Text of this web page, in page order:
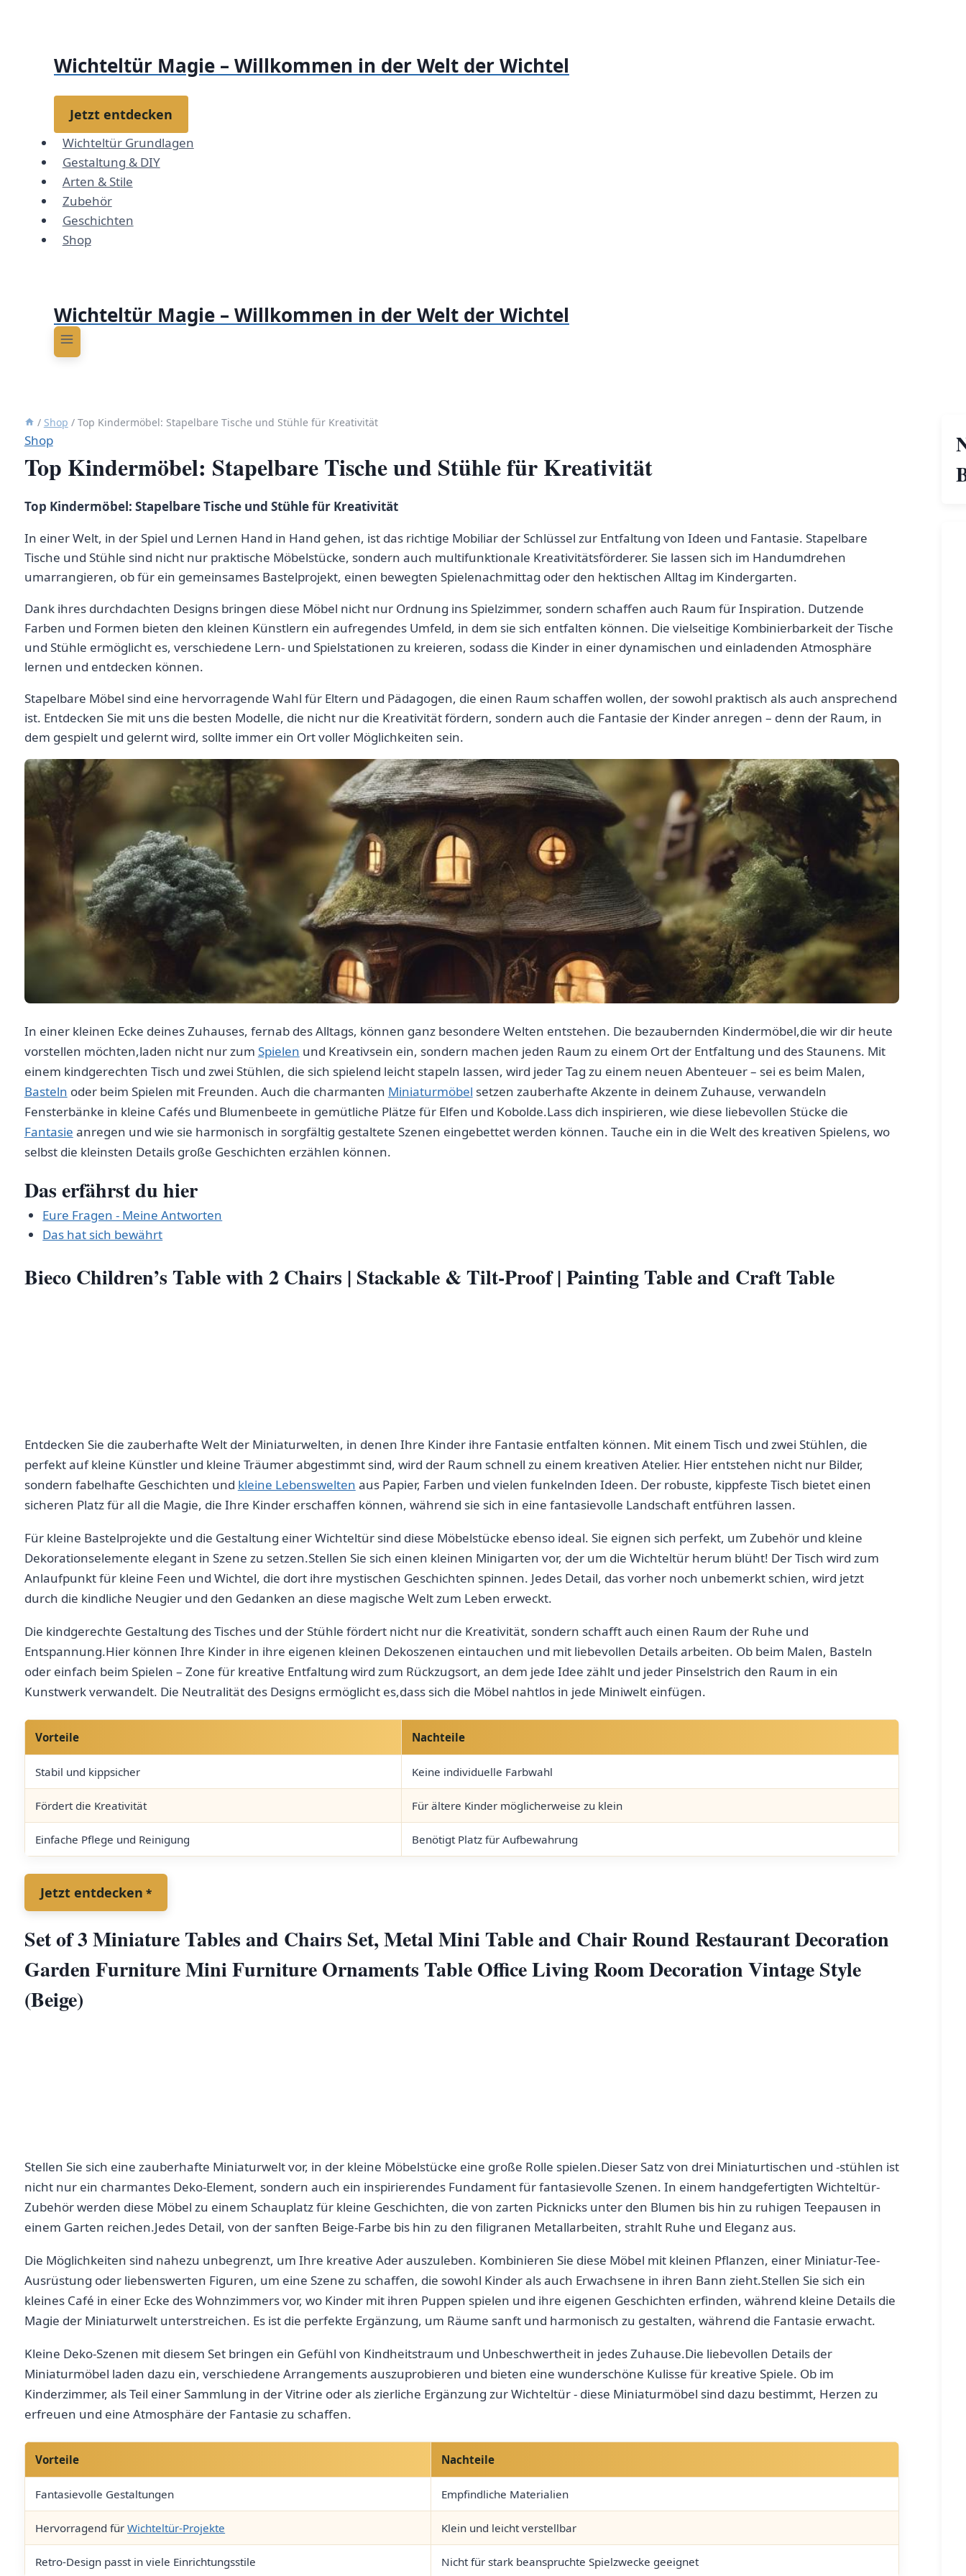
Wichteltür Magie – Willkommen in der Welt der Wichtel
Jetzt entdecken
Wichteltür Grundlagen
Gestaltung & DIY
Arten & Stile
Zubehör
Geschichten
Shop
Wichteltür Magie – Willkommen in der Welt der Wichtel
/ Shop / Top Kindermöbel: Stapelbare Tische und Stühle für Kreativität
Shop
Top Kindermöbel: Stapelbare Tische und Stühle für Kreativität
Top Kindermöbel: Stapelbare Tische und Stühle für Kreativität
In einer Welt, in der Spiel und Lernen Hand in Hand gehen, ist das richtige Mobiliar der Schlüssel zur Entfaltung von Ideen und Fantasie. Stapelbare
Tische und Stühle sind nicht nur praktische Möbelstücke, sondern auch multifunktionale Kreativitätsförderer. Sie lassen sich im Handumdrehen
umarrangieren, ob für ein gemeinsames Bastelprojekt, einen bewegten Spielenachmittag oder den hektischen Alltag im Kindergarten.
Dank ihres durchdachten Designs bringen diese Möbel nicht nur Ordnung ins Spielzimmer, sondern schaffen auch Raum für Inspiration. Dutzende
Farben und Formen bieten den kleinen Künstlern ein aufregendes Umfeld, in dem sie sich entfalten können. Die vielseitige Kombinierbarkeit der Tische
und Stühle ermöglicht es, verschiedene Lern- und Spielstationen zu kreieren, sodass die Kinder in einer dynamischen und einladenden Atmosphäre
lernen und entdecken können.
Stapelbare Möbel sind eine hervorragende Wahl für Eltern und Pädagogen, die einen Raum schaffen wollen, der sowohl praktisch als auch ansprechend
ist. Entdecken Sie mit uns die besten Modelle, die nicht nur die Kreativität fördern, sondern auch die Fantasie der Kinder anregen – denn der Raum, in
dem gespielt und gelernt wird, sollte immer ein Ort voller Möglichkeiten sein.
In einer kleinen Ecke deines Zuhauses, fernab des Alltags, können⁤ ganz besondere Welten entstehen. Die bezaubernden Kindermöbel,die wir dir heute
vorstellen​ möchten,laden ⁤nicht nur zum Spielen und Kreativsein ein, sondern⁤ machen jeden Raum zu einem⁢ Ort der Entfaltung und des Staunens. Mit⁣
einem‍ kindgerechten Tisch und zwei‍ Stühlen, die sich ⁤spielend leicht stapeln lassen, wird jeder ​Tag zu einem neuen Abenteuer – sei es beim Malen,
Basteln oder​ beim Spielen mit Freunden. Auch die charmanten Miniaturmöbel setzen zauberhafte Akzente ​in deinem Zuhause, verwandeln
Fensterbänke in kleine Cafés und Blumenbeete⁢ in gemütliche Plätze für​ Elfen und Kobolde.Lass dich inspirieren, wie diese ⁤liebevollen Stücke die
Fantasie anregen und wie sie harmonisch in sorgfältig gestaltete Szenen eingebettet werden können. Tauche ein in die Welt des kreativen Spielens, wo
selbst die kleinsten Details große Geschichten erzählen können.
Das erfährst du hier
Eure Fragen -‌ Meine Antworten
Das hat sich bewährt
Bieco Children’s Table with‌ 2 Chairs | Stackable &‍ Tilt-Proof ‌| Painting Table and ⁣Craft⁢ Table
Entdecken Sie die zauberhafte Welt der Miniaturwelten, in denen Ihre Kinder ihre Fantasie entfalten können. Mit einem Tisch und zwei‍ Stühlen, die
perfekt auf​ kleine Künstler und kleine Träumer abgestimmt sind, ‌wird der Raum ⁣schnell zu einem kreativen Atelier. Hier entstehen nicht nur Bilder,
⁤sondern fabelhafte Geschichten und⁣ kleine Lebenswelten aus Papier, Farben und vielen funkelnden ​Ideen. Der ⁢robuste, kippfeste⁤ Tisch bietet einen
sicheren Platz für all die Magie,⁣ die Ihre⁤ Kinder erschaffen können, während sie ​sich in eine fantasievolle Landschaft entführen lassen.
Für kleine Bastelprojekte und die Gestaltung einer Wichteltür sind diese​ Möbelstücke ebenso ideal. Sie eignen sich perfekt, um Zubehör und kleine
Dekorationselemente elegant in Szene zu setzen.Stellen Sie sich einen‍ kleinen Minigarten vor, der um die Wichteltür⁣ herum blüht! Der ⁣Tisch wird zum
Anlaufpunkt für kleine Feen und Wichtel, die dort ihre mystischen Geschichten spinnen. Jedes Detail,‌ das vorher noch​ unbemerkt schien, wird jetzt
durch ‍die kindliche Neugier und den Gedanken an diese magische Welt zum Leben erweckt.
Die kindgerechte⁢ Gestaltung ⁢des Tisches und der Stühle fördert nicht nur die Kreativität, sondern⁣ schafft⁤ auch einen Raum der Ruhe und
Entspannung.Hier können Ihre Kinder in ‌ihre eigenen kleinen Dekoszenen eintauchen und mit liebevollen Details arbeiten. ‍Ob beim Malen, Basteln
oder einfach ⁢beim Spielen – Zone für kreative Entfaltung wird zum Rückzugsort, an dem jede Idee zählt und jeder Pinselstrich den Raum in ein
‌Kunstwerk verwandelt. Die Neutralität des Designs ⁣ermöglicht‍ es,dass sich die Möbel nahtlos in jede Miniwelt einfügen.
Vorteile Nachteile
Stabil und kippsicher Keine individuelle Farbwahl
Fördert die Kreativität Für ältere Kinder⁣ möglicherweise zu klein
Einfache Pflege‍ und Reinigung Benötigt Platz für Aufbewahrung
Jetzt ⁤entdecken
Set of 3 Miniature Tables ‌and Chairs Set, Metal Mini Table‌ and Chair Round Restaurant Decoration⁣
Garden Furniture Mini Furniture ⁢Ornaments Table Office Living Room Decoration Vintage Style
(Beige)
Stellen Sie sich ⁣eine zauberhafte⁤ Miniaturwelt vor, in ‌der kleine Möbelstücke eine große ‍Rolle spielen.Dieser Satz von drei Miniaturtischen und -stühlen ist⁢
nicht⁣ nur ein charmantes Deko-Element, sondern auch ein inspirierendes Fundament ‍für‍ fantasievolle Szenen. In⁣ einem ⁣handgefertigten Wichteltür-
Zubehör werden diese Möbel zu einem Schauplatz für kleine Geschichten, die von zarten Picknicks unter den Blumen bis hin zu ruhigen Teepausen in
einem Garten reichen.Jedes Detail, von der sanften Beige-Farbe bis hin zu den filigranen Metallarbeiten,‌ strahlt Ruhe und Eleganz aus.
Die Möglichkeiten sind nahezu unbegrenzt, um Ihre kreative​ Ader ‍auszuleben. Kombinieren Sie diese Möbel mit kleinen Pflanzen, einer Miniatur-Tee-
Ausrüstung oder liebenswerten Figuren, um eine Szene zu schaffen, die sowohl⁢ Kinder als auch Erwachsene in ihren Bann zieht.Stellen Sie⁢ sich ein
kleines ⁤Café in einer Ecke des Wohnzimmers vor,‌ wo Kinder mit ihren Puppen spielen und⁣ ihre eigenen Geschichten erfinden, während kleine​ Details die
Magie der Miniaturwelt unterstreichen. Es ist die perfekte Ergänzung, um ⁤Räume⁢ sanft und harmonisch zu gestalten, während die Fantasie erwacht.
Kleine Deko-Szenen mit diesem Set bringen ein Gefühl von Kindheitstraum und Unbeschwertheit in jedes Zuhause.Die liebevollen Details der
Miniaturmöbel laden dazu ​ein, verschiedene Arrangements auszuprobieren und bieten eine wunderschöne Kulisse für kreative Spiele. Ob im
⁣Kinderzimmer, ⁢als Teil einer Sammlung ​in der Vitrine ⁣oder als zierliche Ergänzung zur‍ Wichteltür ‌- diese‌ Miniaturmöbel sind ‍dazu bestimmt, Herzen zu
erfreuen und eine Atmosphäre der Fantasie zu schaffen.
Vorteile Nachteile
Fantasievolle Gestaltungen Empfindliche Materialien
Hervorragend fürWichteltür-Projekte Klein und leicht verstellbar
Retro-Design passt ⁤in viele Einrichtungsstile Nicht für ⁤stark⁤ beanspruchte Spielzwecke geeignet